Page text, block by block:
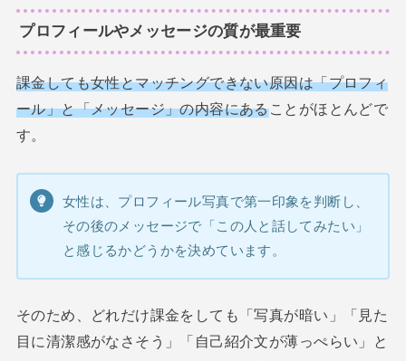
プロフィールやメッセージの質が最重要
課金しても女性とマッチングできない原因は「プロフィ
ール」と「メッセージ」の内容にあることがほとんどで
す。
女性は、プロフィール写真で第一印象を判断し、
その後のメッセージで「この人と話してみたい」
と感じるかどうかを決めています。
そのため、どれだけ課金をしても「写真が暗い」「見た
目に清潔感がなさそう」「自己紹介文が薄っぺらい」と